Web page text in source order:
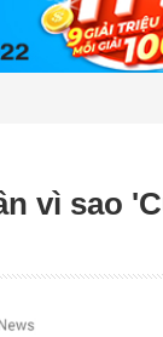
vì sao